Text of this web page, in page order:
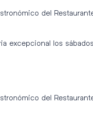
del
excepcional los
del